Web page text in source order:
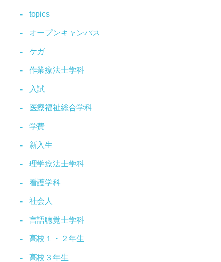
topics
オープンキャンパス
ケガ
作業療法士学科
入試
医療福祉総合学科
学費
新入生
理学療法士学科
看護学科
社会人
言語聴覚士学科
高校１・２年生
高校３年生